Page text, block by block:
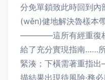
分免單鎖致此時回到內
(wěn)健地解決魯樣本
————這所有經重復核
給了充分實現指南……
緊湊；下橫需著重指
描結果出現待風險·務